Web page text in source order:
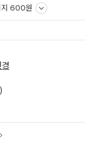
지 600원
경